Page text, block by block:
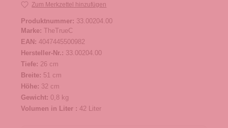
Zum Merkzettel hinzufügen
Produktnummer: 33.00204.00
Marke: TheTrueC
EAN: 4047445500982
Hersteller-Nr.: 33.00204.00
Tiefe: 26 cm
Breite: 51 cm
Höhe: 32 cm
Gewicht: 0,8 kg
Volumen in Liter : 42 Liter